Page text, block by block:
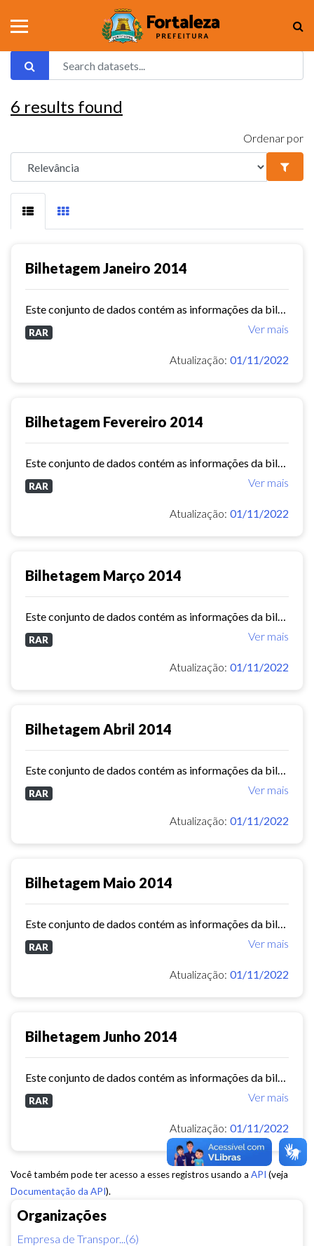
Organizações
Empresa de Transpor...(6)
6 results found
Ordenar por
Bilhetagem Janeiro 2014
Ver mais
RAR
Atualização: 01/11/2022
Bilhetagem Fevereiro 2014
Ver mais
RAR
Atualização: 01/11/2022
Bilhetagem Março 2014
Ver mais
RAR
Atualização: 01/11/2022
Bilhetagem Abril 2014
Ver mais
RAR
Atualização: 01/11/2022
Bilhetagem Maio 2014
Ver mais
RAR
Atualização: 01/11/2022
Bilhetagem Junho 2014
Ver mais
RAR
Atualização: 01/11/2022
Você também pode ter acesso a esses registros usando a API (veja
Documentação da API).